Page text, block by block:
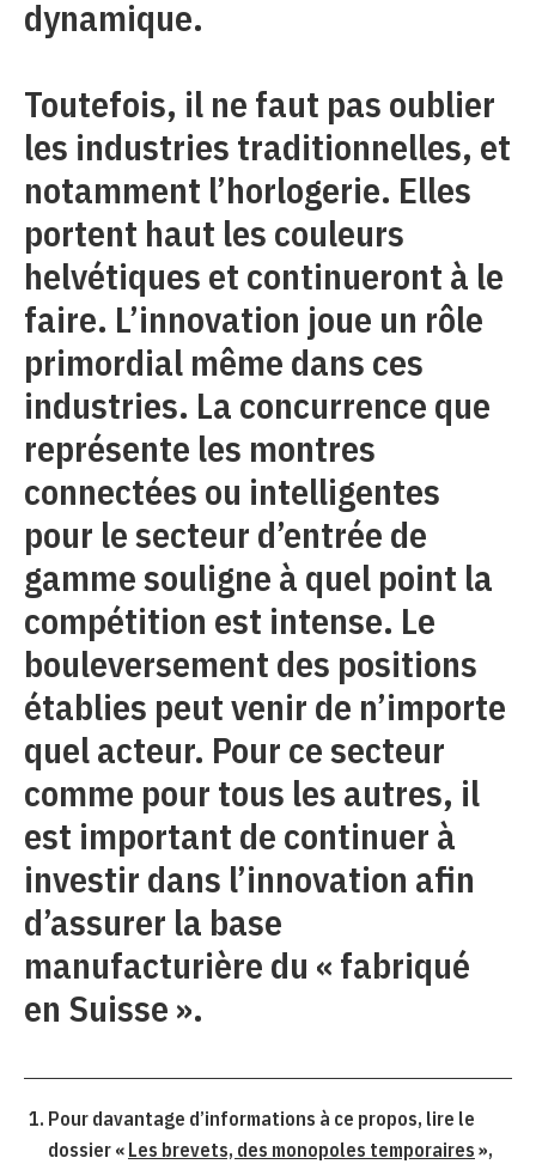
dynamique.
Toutefois, il ne faut pas oublier
les industries traditionnelles, et
notamment l’horlogerie. Elles
portent haut les couleurs
helvétiques et continueront à le
faire. L’innovation joue un rôle
primordial même dans ces
industries. La concurrence que
représente les montres
connectées ou intelligentes
pour le secteur d’entrée de
gamme souligne à quel point la
compétition est intense. Le
bouleversement des positions
établies peut venir de n’importe
quel acteur. Pour ce secteur
comme pour tous les autres, il
est important de continuer à
investir dans l’innovation afin
d’assurer la base
manufacturière du « fabriqué
en Suisse ».
Pour davantage d’informations à ce propos, lire le
dossier « Les brevets, des monopoles temporaires »,